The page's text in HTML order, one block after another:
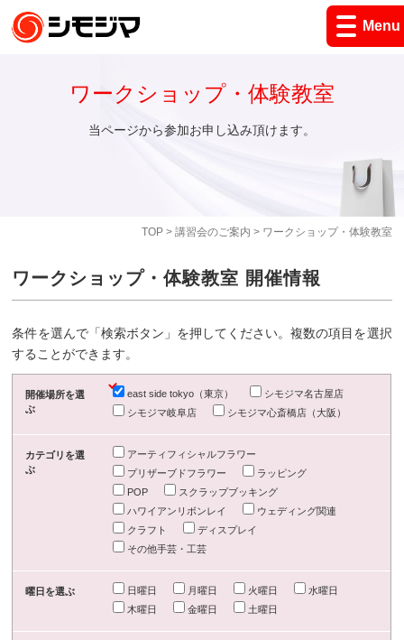
Menu
TOP> 講習会のご案内 > ワークショップ・体験教室
ワークショップ・体験教室
当ページから参加お申し込み頂けます。
ワークショップ・体験教室 開催情報
条件を選んで「検索ボタン」を押してください。複数の項目を選択
することができます。
開催場所を選
ぶ
east side tokyo（東京）
シモジマ名古屋店
シモジマ岐阜店
シモジマ心斎橋店（大阪）
カテゴリを選
ぶ
アーティフィシャルフラワー
プリザーブドフラワー
ラッピング
POP
スクラップブッキング
ハワイアンリボンレイ
ウェディング関連
クラフト
ディスプレイ
その他手芸・工芸
曜日を選ぶ 日曜日 月曜日 火曜日
水曜日
木曜日
金曜日 土曜日